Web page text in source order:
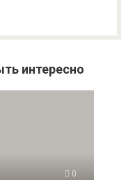
интересно
0